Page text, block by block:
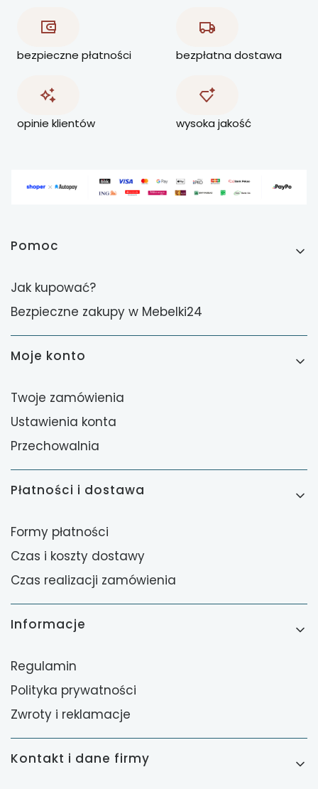
bezpieczne płatności bezpłatna dostawa
opinie klientów wysoka jakość
Linki w stopce
Pomoc
Jak kupować?
Bezpieczne zakupy w Mebelki24
Moje konto
Twoje zamówienia
Ustawienia konta
Przechowalnia
Płatności i dostawa
Formy płatności
Czas i koszty dostawy
Czas realizacji zamówienia
Informacje
Regulamin
Polityka prywatności
Zwroty i reklamacje
Kontakt i dane firmy